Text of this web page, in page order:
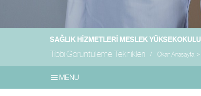
SAĞLIK HIZMETLERI MESLEK YÜKSEKOKULU
Tıbbi Görüntüleme Teknikleri Okan Anasayfa
MENU